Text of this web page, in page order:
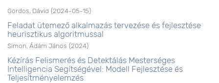
Gordos, Dávid (2024-05-15)
Feladat ütemező alkalmazás tervezése és fejlesztése
heurisztikus algoritmussal
Simon, Ádám János (2024)
Kézírás Felismerés és Detektálás Mesterséges
Intelligencia Segítségével: Modell Fejlesztése és
Teljesítményelemzés